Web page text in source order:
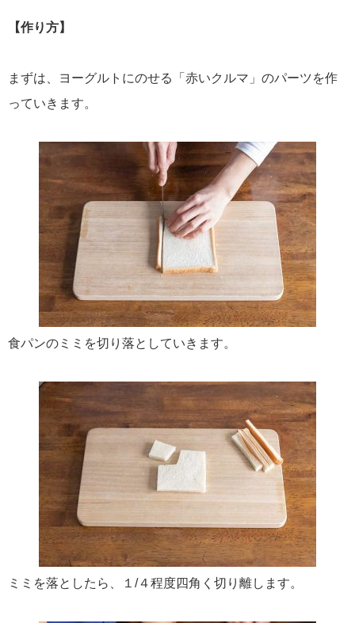
【作り方】
まずは、ヨーグルトにのせる「赤いクルマ」のパーツを作
っていきます。
食パンのミミを切り落としていきます。
ミミを落としたら、１/４程度四角く切り離します。